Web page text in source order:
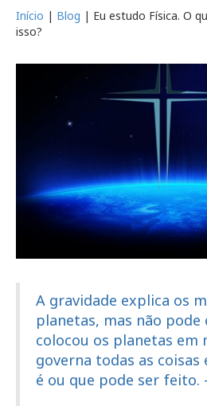
Início | Blog | Eu estudo Física. O
isso?
A gravidade explica os
planetas, mas não
colocou os planetas em
governa todas as coisas
é ou que pode ser feito.